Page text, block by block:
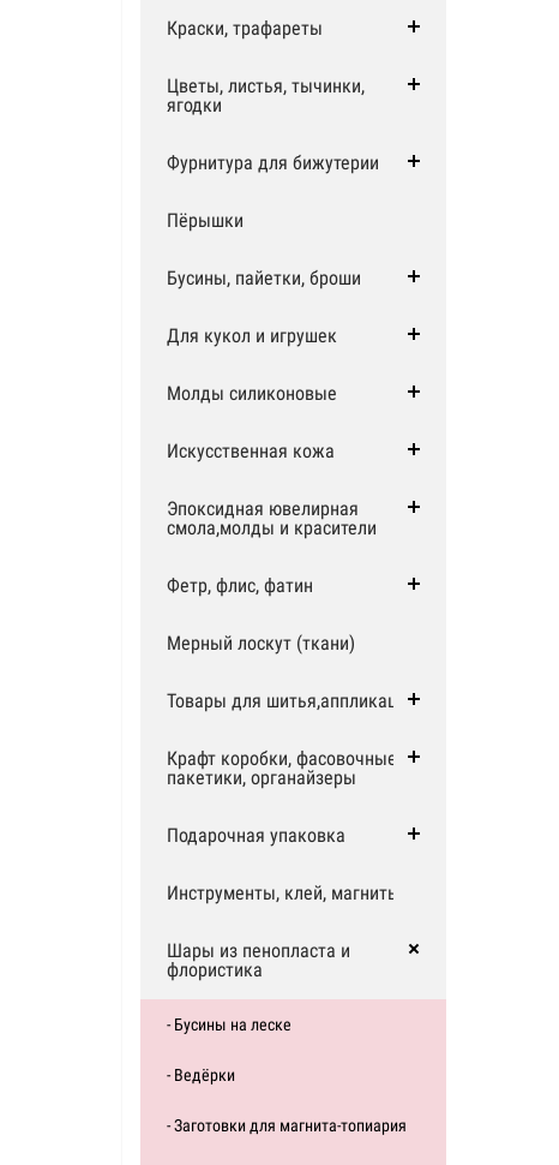
Краски, трафареты
Цветы, листья, тычинки,
ягодки
Фурнитура для бижутерии
Пёрышки
Бусины, пайетки, броши
Для кукол и игрушек
Молды силиконовые
Искусственная кожа
Эпоксидная ювелирная
смола,молды и красители
Фетр, флис, фатин
Мерный лоскут (ткани)
Товары для шитья,аппликации
Крафт коробки, фасовочные
пакетики, органайзеры
Подарочная упаковка
Инструменты, клей, магниты
Шары из пенопласта и
флористика
- Бусины на леске
- Ведёрки
- Заготовки для магнита-топиария